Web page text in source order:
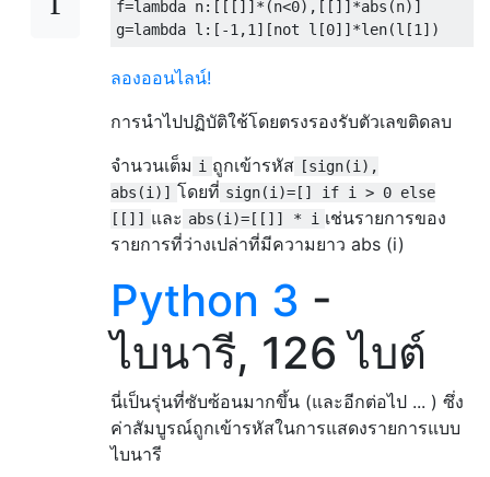
f=lambda n:[[[]]*(n<0),[[]]*abs (n)]
g=lambda l :[-1 ,1 ][not l [0]]*len(l [1 ])
ลองออนไลน์!
การนำไปปฏิบัติใช้โดยตรงรองรับตัวเลขติดลบ
จำนวนเต็ม i ถูกเข้ารหัส [sign(i),
abs(i)] โดยที่ sign(i)=[] if i > 0 else
[[]]
และ abs(i)=[[]] * i เช่นรายการของ
รายการที่ว่างเปล่าที่มีความยาว abs (i)
Python 3 -
ไบนารี, 126 ไบต์
นี่เป็นรุ่นที่ซับซ้อนมากขึ้น (และอีกต่อไป ... ) ซึ่ง
ค่าสัมบูรณ์ถูกเข้ารหัสในการแสดงรายการแบบ
ไบนารี